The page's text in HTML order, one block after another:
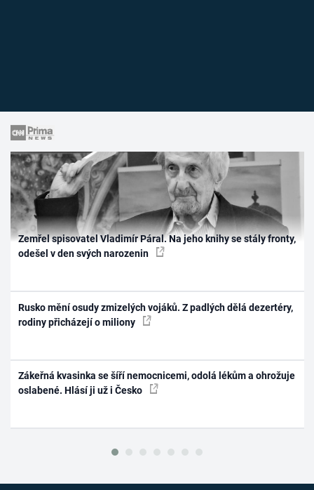
Zemřel spisovatel Vladimír Páral. Na jeho knihy se stály fronty,
odešel v den svých narozenin
Rusko mění osudy zmizelých vojáků. Z padlých dělá dezertéry,
rodiny přicházejí o miliony
Zákeřná kvasinka se šíří nemocnicemi, odolá lékům a ohrožuje
oslabené. Hlásí ji už i Česko